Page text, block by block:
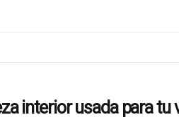
interior usada para tu